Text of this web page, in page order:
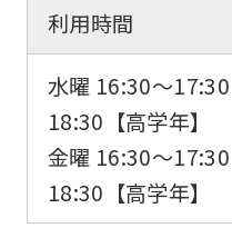
利用時間
水曜 16:30〜
18:30【高学年】
金曜 16:30〜
18:30【高学年】